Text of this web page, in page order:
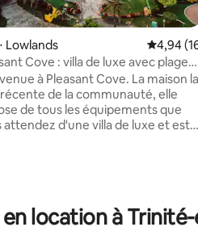
5
sur la base de 133
Lowlands
4,94
Cove : villa de luxe avec plage
à Pleasant Cove. La maison la
de la communauté, elle
de tous les équipements que
attendez d'une villa de luxe et est
avec lit queen size peuvent
location à